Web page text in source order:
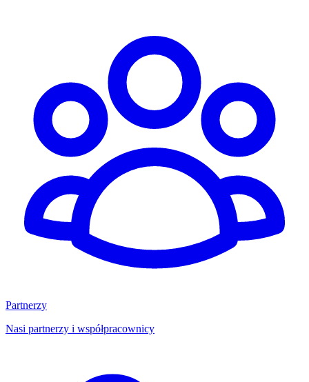
Partnerzy
Nasi partnerzy i współpracownicy